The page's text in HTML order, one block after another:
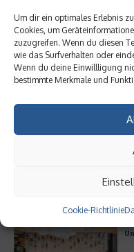
Um dir ein optimales Erlebnis
Cookies, um
zuzugreifen. Wenn du diesen
wie das Surfverhalten oder
Wenn du deine Einwillligung
bestimmte Merkmale und
Cookie-Richtlinie